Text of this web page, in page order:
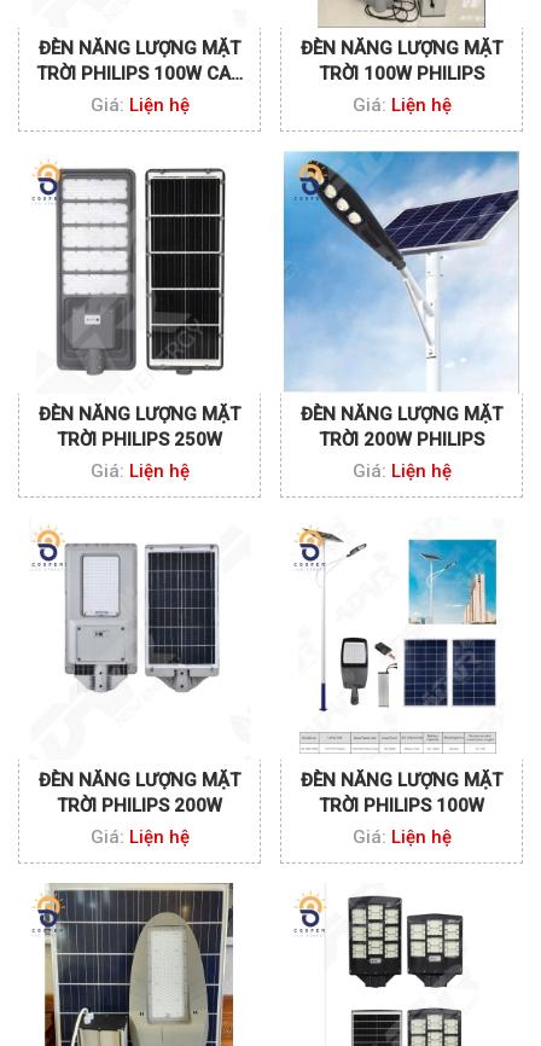
ĐÈN NĂNG LƯỢNG MẶT
TRỜI PHILIPS 100W CAO
CẤP
Giá: Liện hệ
ĐÈN NĂNG LƯỢNG MẶT
TRỜI 100W PHILIPS
Giá: Liện hệ
ĐÈN NĂNG LƯỢNG MẶT
TRỜI PHILIPS 250W
Giá: Liện hệ
ĐÈN NĂNG LƯỢNG MẶT
TRỜI 200W PHILIPS
Giá: Liện hệ
ĐÈN NĂNG LƯỢNG MẶT
TRỜI PHILIPS 200W
Giá: Liện hệ
ĐÈN NĂNG LƯỢNG MẶT
TRỜI PHILIPS 100W
Giá: Liện hệ